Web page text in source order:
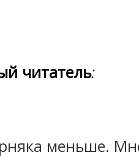
читатель:
меньше.